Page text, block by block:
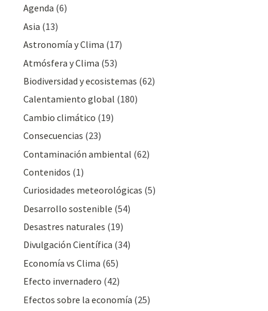
Agenda (6)
Asia (13)
Astronomía y Clima (17)
Atmósfera y Clima (53)
Biodiversidad y ecosistemas (62)
Calentamiento global (180)
Cambio climático (19)
Consecuencias (23)
Contaminación ambiental (62)
Contenidos (1)
Curiosidades meteorológicas (5)
Desarrollo sostenible (54)
Desastres naturales (19)
Divulgación Cientí­fica (34)
Economía vs Clima (65)
Efecto invernadero (42)
Efectos sobre la economía (25)